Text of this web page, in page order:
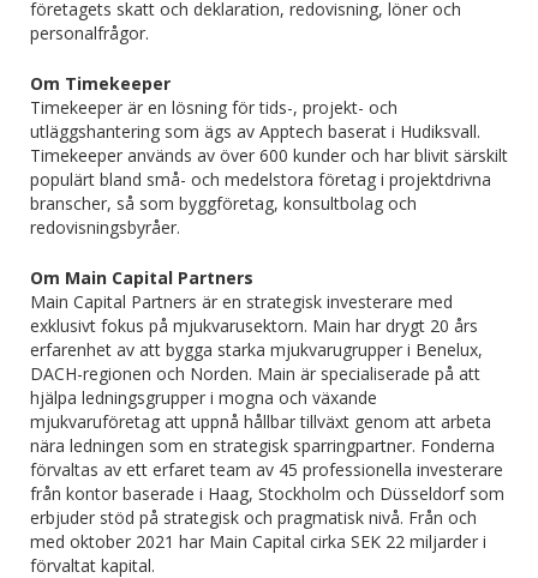
företagets skatt och deklaration, redovisning, löner och
personalfrågor.
Om Timekeeper
Timekeeper är en lösning för tids-, projekt- och
utläggshantering som ägs av Apptech baserat i Hudiksvall.
Timekeeper används av över 600 kunder och har blivit särskilt
populärt bland små- och medelstora företag i projektdrivna
branscher, så som byggföretag, konsultbolag och
redovisningsbyråer.
Om Main Capital Partners
Main Capital Partners är en strategisk investerare med
exklusivt fokus på mjukvarusektorn. Main har drygt 20 års
erfarenhet av att bygga starka mjukvarugrupper i Benelux,
DACH-regionen och Norden. Main är specialiserade på att
hjälpa ledningsgrupper i mogna och växande
mjukvaruföretag att uppnå hållbar tillväxt genom att arbeta
nära ledningen som en strategisk sparringpartner. Fonderna
förvaltas av ett erfaret team av 45 professionella investerare
från kontor baserade i Haag, Stockholm och Düsseldorf som
erbjuder stöd på strategisk och pragmatisk nivå. Från och
med oktober 2021 har Main Capital cirka SEK 22 miljarder i
förvaltat kapital.